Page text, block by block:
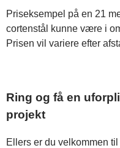
Priseksempel på en 21
cortenstål kunne være i
Prisen vil variere efter
Ring og få en
projekt
Ellers er du velkommen